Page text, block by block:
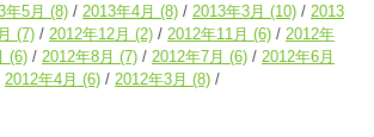
年5月 (8) 2013年4月 (8) 2013年3月 (10)
2013
(7) 2012年12月 (2) 2012年11月 (6)
2012年
(6) 2012年8月 (7) 2012年7月 (6)
2012年6月
2012年4月 (6) 2012年3月 (8)